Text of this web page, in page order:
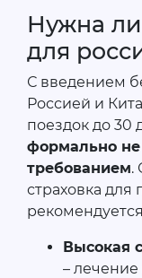
Нужна ли
для
С введением
Россией и
поездок до 30
формально не
требованием.
страховка для
Высокая
–